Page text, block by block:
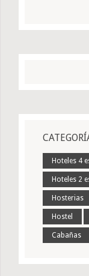
Hoteles 4
Hoteles 2
Hosterias
Hostel
Cabañas